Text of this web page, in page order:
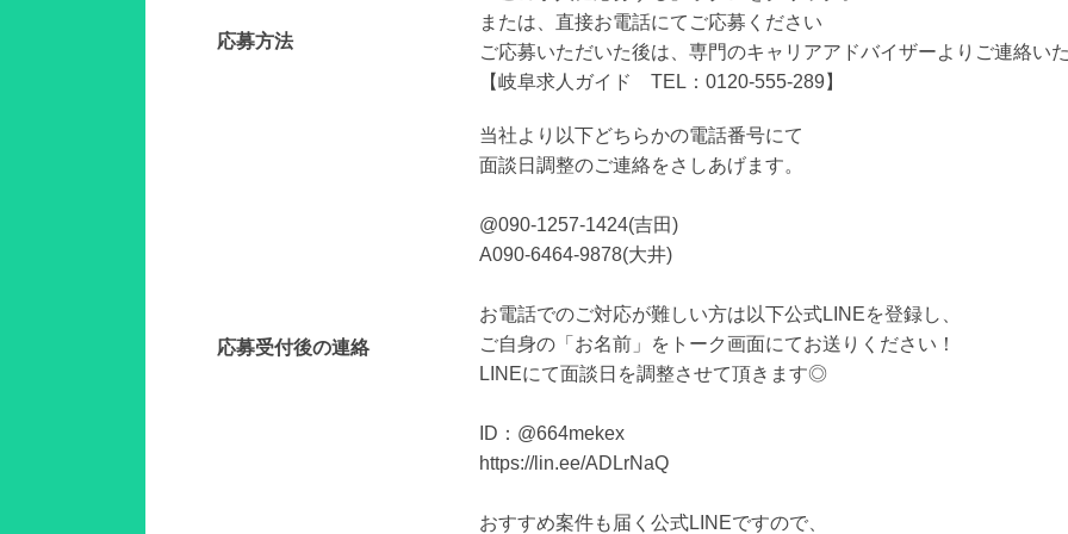
応募方法
または、直接お電話にてご応募ください
ご応募いただいた後は、専門のキャリアアドバイザーよりご連絡いた
【岐阜求人ガイド TEL：0120-555-289】
応募受付後の連絡
当社より以下どちらかの電話番号にて
面談日調整のご連絡をさしあげます。
@090-1257-1424(吉田)
A090-6464-9878(大井)
お電話でのご対応が難しい方は以下公式LINEを登録し、
ご自身の「お名前」をトーク画面にてお送りください！
LINEにて面談日を調整させて頂きます◎
ID：@664mekex
https://lin.ee/ADLrNaQ
おすすめ案件も届く公式LINEですので、